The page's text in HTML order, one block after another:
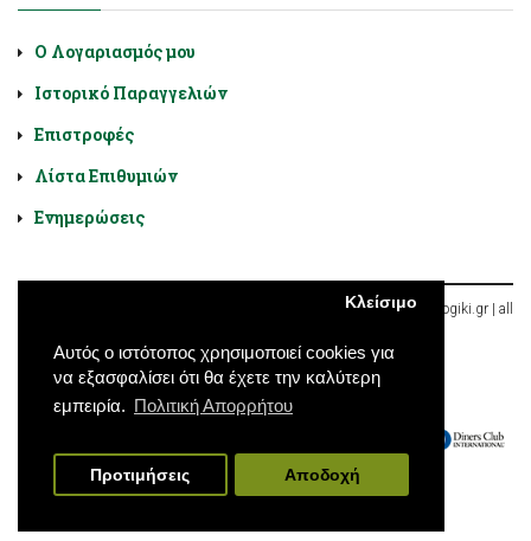
Αυτός ο ιστότοπος χρησιμοποιεί cookies για
να εξασφαλίσει ότι θα έχετε την καλύτερη
εμπειρία. Πολιτική Απορρήτου
Κλείσιμο
Προτιμήσεις Αποδοχή
Ο Λογαριασμός μου
Ιστορικό Παραγγελιών
Επιστροφές
Λίστα Επιθυμιών
Ενημερώσεις
Diatrofologiki.gr © 2026, Χαλκοκονδύλη 9, Αθήνα, Ελλάδα | diatroflogiki.gr | all